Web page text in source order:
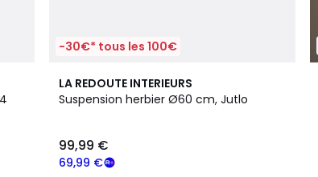
-30€* tous les 100€
LA REDOUTE INTERIEURS
Suspension herbier Ø60 cm, Jutlo
69,99 €
99,99 €
4
/